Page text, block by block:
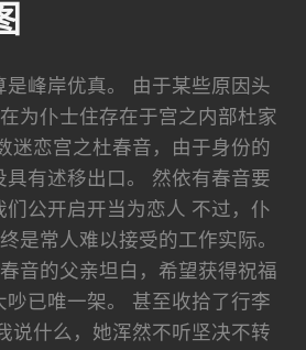
是峰岸优真。 由于某些原因头
为仆士住存在于宫之内部杜家
迷恋宫之杜春音，由于身份的
具有述移出口。 然依有春音要
们公开启开当为恋人 不过，仆
是常人难以接受的工作实际。
音的父亲坦白，希望获得祝福
吵已唯一架。 甚至收拾了行李
说什么，她浑然不听坚决不转